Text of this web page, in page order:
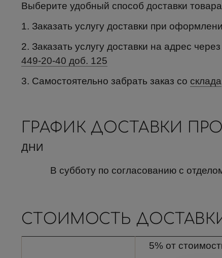
Выберите удобный способ доставки
1. Заказать услугу доставки при
2. Заказать услугу доставки на адрес
449-20-40 доб. 125
3. Самостоятельно забрать заказ со склада
ГРАФИК ДОСТАВКИ
ДНИ
В субботу по согласованию с
СТОИМОСТЬ
5% от